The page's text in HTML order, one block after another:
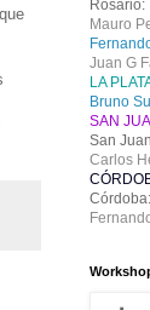
Rosario:
Mauro
Juan G
LA
Bruno
SAN
San
Carlos
Córdoba: